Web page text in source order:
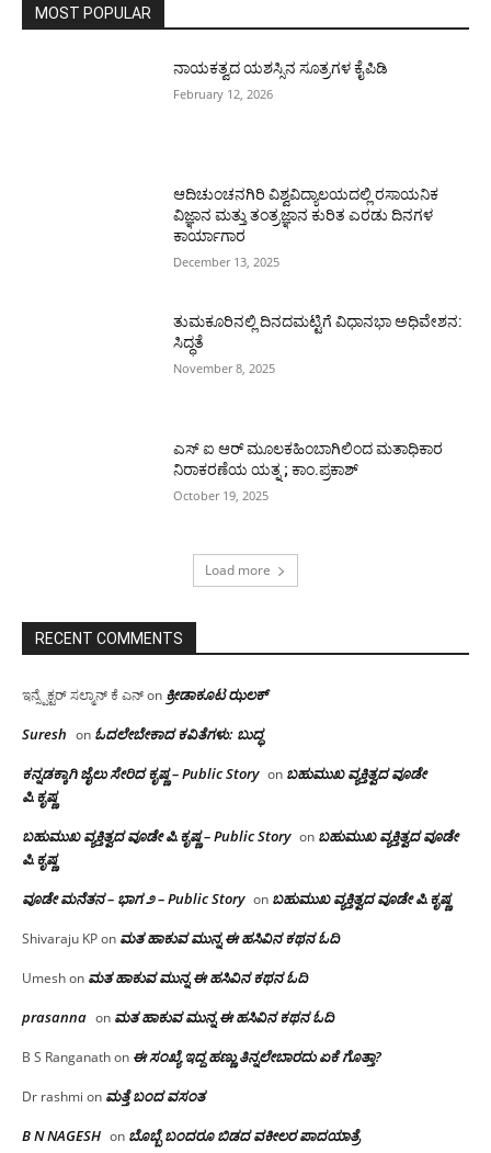
MOST POPULAR
ನಾಯಕತ್ವದ ಯಶಸ್ಸಿನ ಸೂತ್ರಗಳ ಕೈಪಿಡಿ
February 12, 2026
ಆದಿಚುಂಚನಗಿರಿ ವಿಶ್ವವಿದ್ಯಾಲಯದಲ್ಲಿ ರಸಾಯನಿಕ
ವಿಜ್ಞಾನ ಮತ್ತು ತಂತ್ರಜ್ಞಾನ ಕುರಿತ ಎರಡು ದಿನಗಳ
ಕಾರ್ಯಾಗಾರ
December 13, 2025
ತುಮಕೂರಿನಲ್ಲಿ ದಿನದಮಟ್ಟಿಗೆ ವಿಧಾನಭಾ ಅಧಿವೇಶನ:
ಸಿದ್ಧತೆ
November 8, 2025
ಎಸ್ ಐ ಆರ್ ಮೂಲಕಹಿಂಬಾಗಿಲಿಂದ ಮತಾಧಿಕಾರ
ನಿರಾಕರಣೆಯ ಯತ್ನ ; ಕಾಂ.ಪ್ರಕಾಶ್
October 19, 2025
Load more
RECENT COMMENTS
ಇನ್ಸ್ಪೆಕ್ಟರ್ ಸಲ್ಮಾನ್ ಕೆ ಎನ್on ಕ್ರೀಡಾಕೂಟ ಝಲಕ್
Suresh on ಓದಲೇಬೇಕಾದ‌ ಕವಿತೆಗಳು: ಬುದ್ಧ
ಕನ್ನಡಕ್ಕಾಗಿ ಜೈಲು ಸೇರಿದ ಕೃಷ್ಣ – Public Story on ಬಹುಮುಖ ವ್ಯಕ್ತಿತ್ವದ ವೂಡೇ
ಪಿ.ಕೃಷ್ಣ
ಬಹುಮುಖ ವ್ಯಕ್ತಿತ್ವದ ವೂಡೇ ಪಿ.ಕೃಷ್ಣ – Public Story on ಬಹುಮುಖ ವ್ಯಕ್ತಿತ್ವದ ವೂಡೇ
ಪಿ.ಕೃಷ್ಣ
ವೂಡೇ ಮನೆತನ – ಭಾಗ ೨ – Public Story on ಬಹುಮುಖ ವ್ಯಕ್ತಿತ್ವದ ವೂಡೇ ಪಿ.ಕೃಷ್ಣ
Shivaraju KPon ಮತ ಹಾಕುವ ಮುನ್ನ ಈ ಹಸಿವಿನ ಕಥನ ಓದಿ
Umeshon ಮತ ಹಾಕುವ ಮುನ್ನ ಈ ಹಸಿವಿನ ಕಥನ ಓದಿ
prasanna on ಮತ ಹಾಕುವ ಮುನ್ನ ಈ ಹಸಿವಿನ ಕಥನ ಓದಿ
B S Ranganathon ಈ ಸಂಖ್ಯೆ ಇದ್ದ ಹಣ್ಣು ತಿನ್ನಲೇಬಾರದು ಏಕೆ ಗೊತ್ತಾ?
Dr rashmi on ಮತ್ತೆ ಬಂದ ವಸಂತ
B N NAGESH on ಬೊಬ್ಬೆ ಬಂದರೂ ಬಿಡದ ವಕೀಲರ ಪಾದಯಾತ್ರೆ